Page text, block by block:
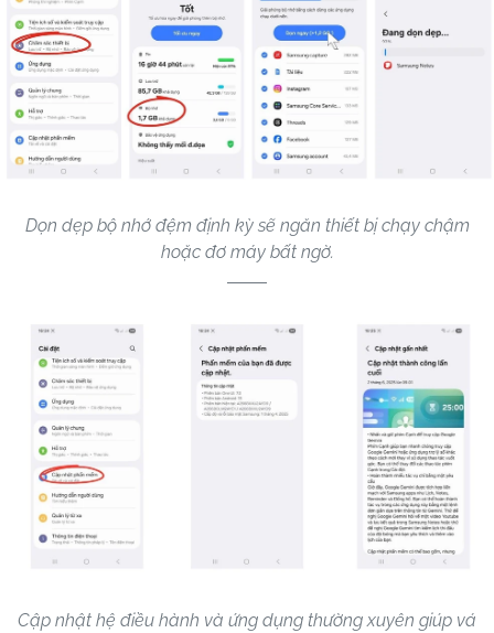
Dọn dẹp bộ nhớ đệm định kỳ sẽ ngăn thiết bị chạy chậm
hoặc đơ máy bất ngờ.
Cập nhật hệ điều hành và ứng dụng thường xuyên giúp vá